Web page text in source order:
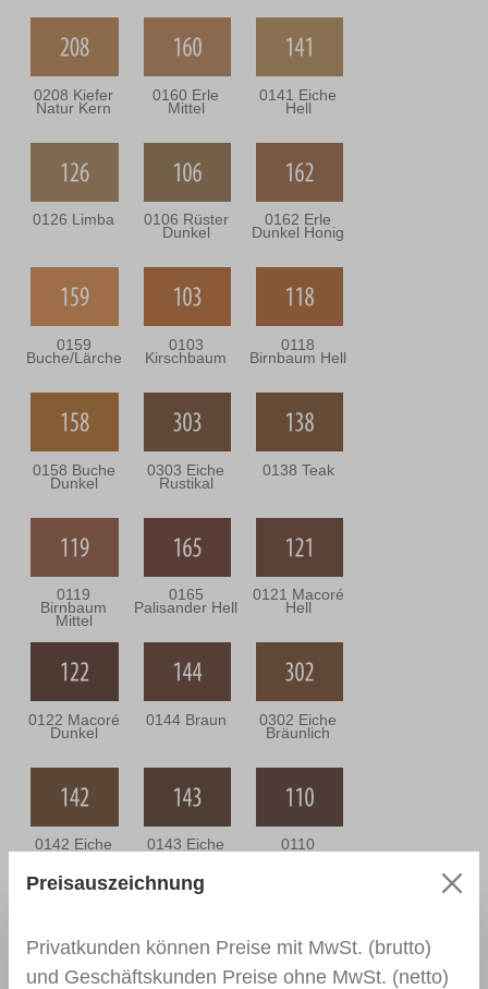
0208 Kiefer
Natur Kern
0160 Erle
Mittel
0141 Eiche
Hell
0126 Limba 0106 Rüster
Dunkel
0162 Erle
Dunkel Honig
0159
Buche/Lärche
0103
Kirschbaum
0118
Birnbaum Hell
0158 Buche
Dunkel
0303 Eiche
Rustikal
0138 Teak
0119
Birnbaum
Mittel
0165
Palisander Hell
0121 Macoré
Hell
0122 Macoré
Dunkel
0144 Braun 0302 Eiche
Bräunlich
0142 Eiche
Mittel
0143 Eiche
Dunkel
0110
Nussbaum
0111
Nussbaum
0166 Wenge 0164
Nussbaum
Preisauszeichnung
Privatkunden können Preise mit MwSt. (brutto)
und Geschäftskunden Preise ohne MwSt. (netto)